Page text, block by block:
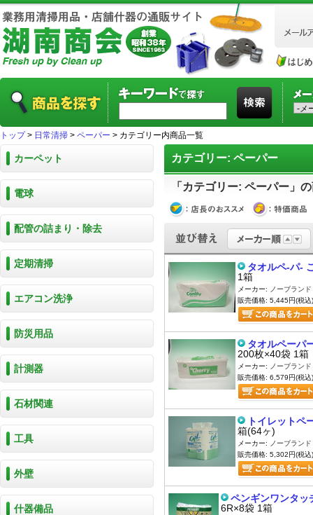
トップ> 日常清掃 > ペーパー > カテゴリー内商品一覧
カーペット
電球
配管の詰まり・除去
定期清掃
エアコン洗浄
防災用品
計測器
石材関連
工具
外壁
什器備品
カテゴリー: ペーパー
「カテゴリー: ペーパー」
タオルペ-パ-
1箱
メーカー: ノーブランド
販売価格: 5,445円(税込)
タオルペーパ
200枚×40袋 1箱
メーカー: ノーブランド
販売価格: 6,579円(税込)
トイレットペ
箱(64ヶ)
メーカー: ノーブランド
販売価格: 5,302円(税込)
ペンギンワンタッ
6R×8袋 1箱